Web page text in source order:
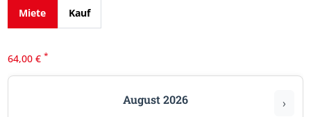
Miete Kauf
64,00€ *
August 2026 ›